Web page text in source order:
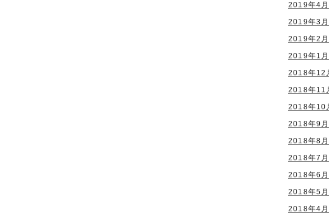
2019年4月
2019年3月
2019年2月
2019年1月
2018年12
2018年11
2018年10
2018年9月
2018年8月
2018年7月
2018年6月
2018年5月
2018年4月